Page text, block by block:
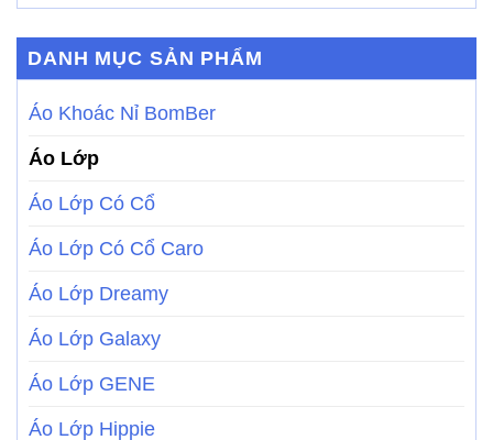
DANH MỤC SẢN PHẨM
Áo Khoác Nỉ BomBer
Áo Lớp
Áo Lớp Có Cổ
Áo Lớp Có Cổ Caro
Áo Lớp Dreamy
Áo Lớp Galaxy
Áo Lớp GENE
Áo Lớp Hippie